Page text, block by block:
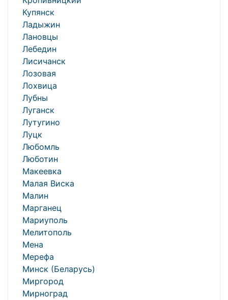
Купянск
Ладыжин
Лановцы
Лебедин
Лисичанск
Лозовая
Лохвица
Лубны
Луганск
Лутугино
Луцк
Любомль
Люботин
Макеевка
Малая Виска
Малин
Марганец
Мариуполь
Мелитополь
Мена
Мерефа
Минск (Беларусь)
Миргород
Мирноград